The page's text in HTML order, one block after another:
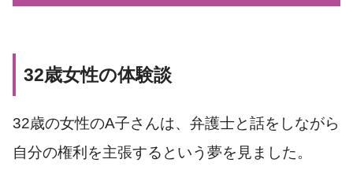
32歳女性の体験談
32歳の女性のA子さんは、弁護士と話をしながら
自分の権利を主張するという夢を見ました。